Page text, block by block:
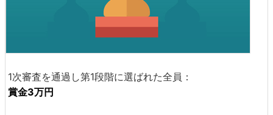
1次審査を通過し第1段階に選ばれた全員：
賞金3万円